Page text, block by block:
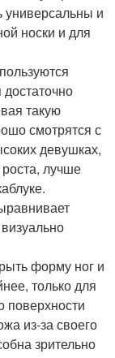
универсальны и
носки и для
такую
смотрятся с
девушках,
лучше
форму ног и
только для
поверхности
из-за своего
зрительно